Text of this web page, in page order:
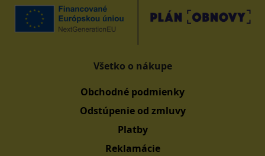
Všetko o nákupe
Obchodné podmienky
Odstúpenie od zmluvy
Platby
Reklamácie